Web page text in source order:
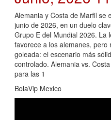
Alemania y Costa de Marfil se
junio de 2026, en un duelo
Grupo E del Mundial 2026. La
favorece a los alemanes, pero
goleada: el escenario más
controlado. Alemania vs.
para las 1
BolaVip Mexico